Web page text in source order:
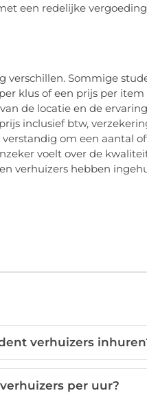
een redelijke
Sommige
klus of een prijs per
de locatie en de
inclusief btw,
om een aantal
voelt over de
verhuizers hebben
verhuizers
per uur?